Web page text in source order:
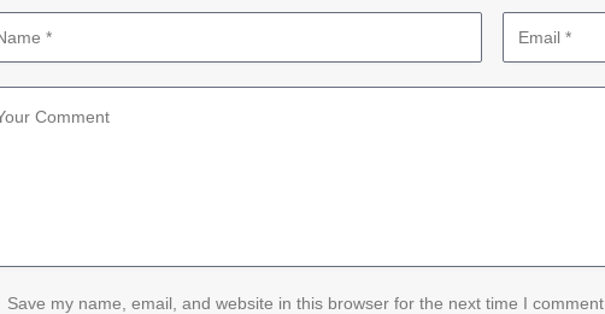
Save my name, email, and website in this browser for the next time I comment.